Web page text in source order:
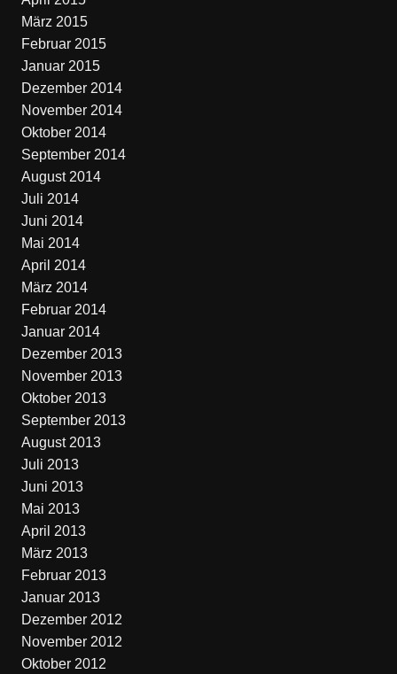
März 2015
Februar 2015
Januar 2015
Dezember 2014
November 2014
Oktober 2014
September 2014
August 2014
Juli 2014
Juni 2014
Mai 2014
April 2014
März 2014
Februar 2014
Januar 2014
Dezember 2013
November 2013
Oktober 2013
September 2013
August 2013
Juli 2013
Juni 2013
Mai 2013
April 2013
März 2013
Februar 2013
Januar 2013
Dezember 2012
November 2012
Oktober 2012